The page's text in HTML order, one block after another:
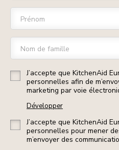
Prénom
Nom de famille
J’accepte que KitchenAid
personnelles afin de
marketing par voie
Développer
J’accepte que KitchenAid
personnelles pour mener
m’envoyer des